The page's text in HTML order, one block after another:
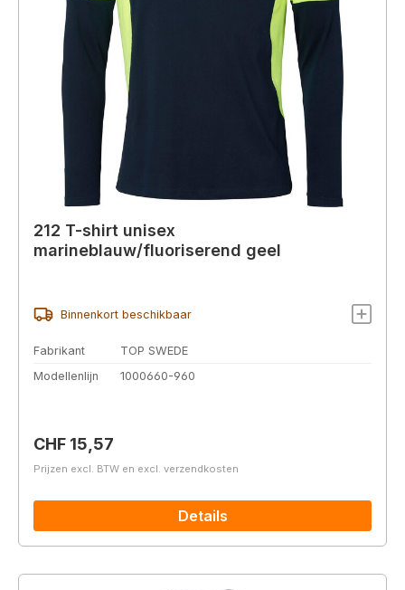
212 T-shirt unisex
marineblauw/fluoriserend geel
Binnenkort beschikbaar
Fabrikant
TOP SWEDE
Modellenlijn
1000660-960
Normale prijs:
CHF 15,57
Prijzen excl. BTW en excl. verzendkosten
Details